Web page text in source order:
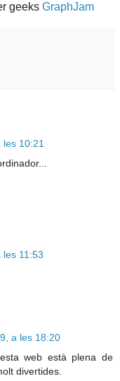
geeks GraphJam
les 10:21
les 11:53
a les 18:20
web està plena de
divertides.